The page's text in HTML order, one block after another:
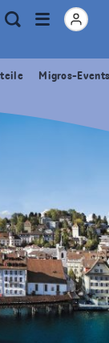
Meta
Navigation
Suche
Menu
öffnen
Migros-